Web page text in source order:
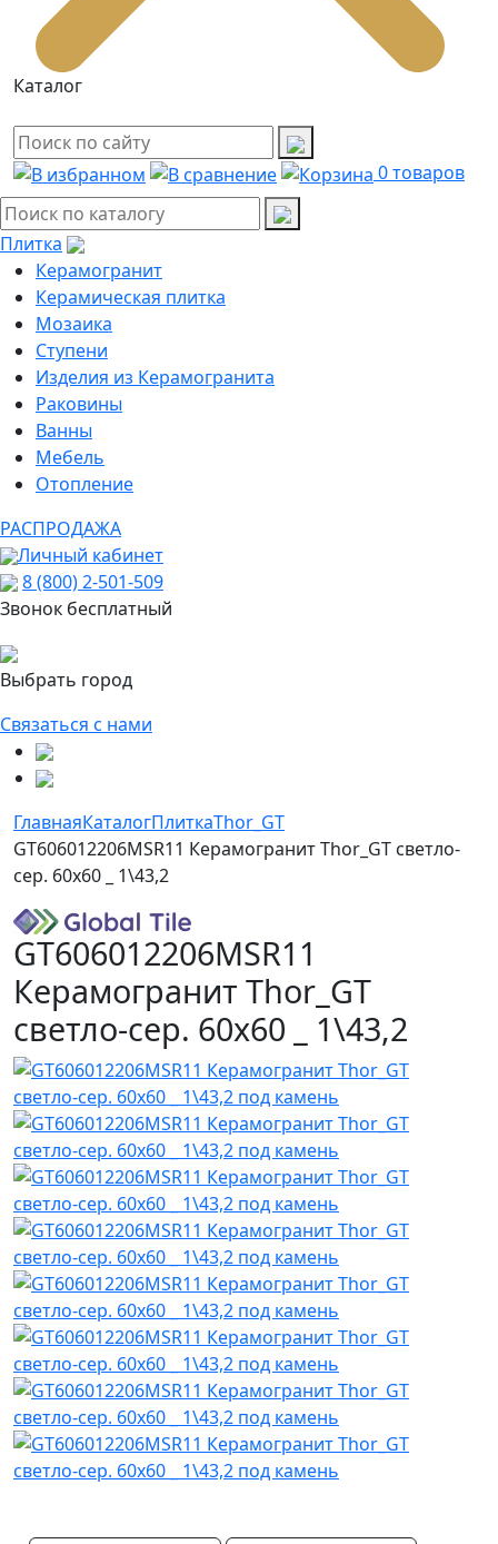
Каталог
0товаров
Плитка
Керамогранит
Керамическая плитка
Мозаика
Ступени
Изделия из Керамогранита
Раковины
Ванны
Мебель
Отопление
РАСПРОДАЖА
Личный кабинет
8 (800) 2-501-509
Звонок бесплатный
Выбрать город
Связаться с нами
ГлавнаяКаталогПлиткаThor_GT
GT606012206MSR11 Керамогранит Thor_GT светло-
сер. 60x60 _ 1\43,2
GT606012206MSR11
Керамогранит Thor_GT
светло-сер. 60x60 _ 1\43,2